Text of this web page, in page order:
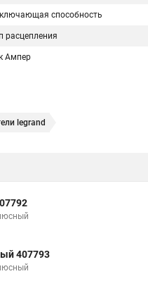
способность
расцепления
Ампер
legrand
407793